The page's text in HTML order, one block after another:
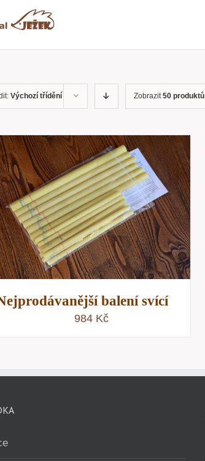
Výchozí třídění Zobrazit50 produktů
balení svící
984 Kč